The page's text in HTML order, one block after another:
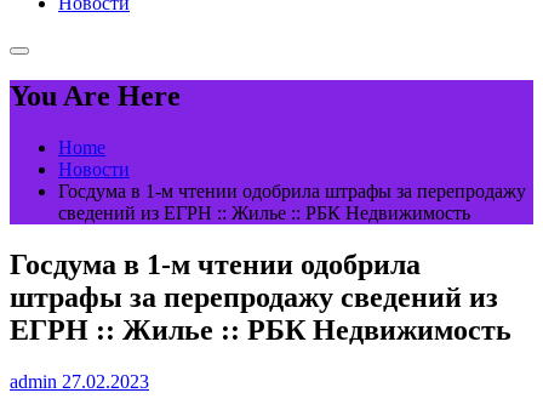
You Are Here
Home
Новости
Госдума в 1-м чтении одобрила штрафы за перепродажу
сведений из ЕГРН :: Жилье :: РБК Недвижимость
Госдума в 1-м чтении одобрила
штрафы за перепродажу сведений из
ЕГРН :: Жилье :: РБК Недвижимость
admin 27.02.2023